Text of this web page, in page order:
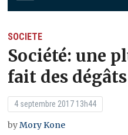
SOCIETE
Société: une
fait des
4 septembre 2017 13h44
byMory Kone